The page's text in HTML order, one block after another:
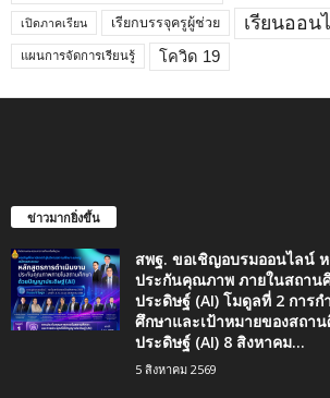
เปิดภาคเรียน เรียกบรรจุครูผู้ช่วย เรียนออน
แผนการจัดการเรียนรู้ โควิด 19
ข่าวมากยิ่งขึ้น
สพฐ. ขอเชิญอบรมออนไลน์
ประกันคุณภาพ ภายในสถาน
ประดิษฐ์ (AI) โมดูลที่ 2 การ
ศึกษาและเป้าหมายของสถา
ประดิษฐ์ (AI) 8 สิงหาคม...
5 สิงหาคม 2569